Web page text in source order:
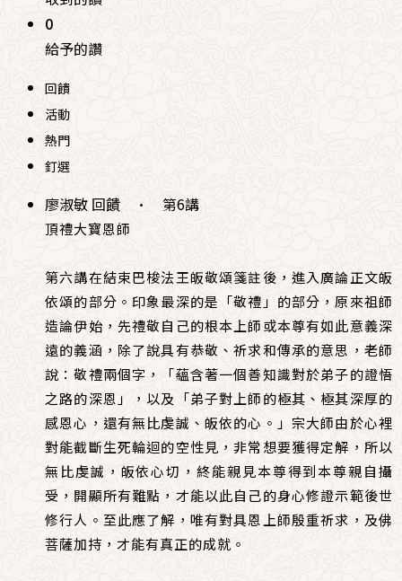
0
給予的讚
回饋
活動
熱門
釘選
廖淑敏 回饋 · 第6講
頂禮大寶恩師
第六講在結束巴梭法王皈敬頌箋註後，進入廣論正文皈
依頌的部分。印象最深的是「敬禮」的部分，原來祖師
造論伊始，先禮敬自己的根本上師或本尊有如此意義深
遠的義涵，除了說具有恭敬、祈求和傳承的意思，老師
說：敬禮兩個字，「蘊含著一個善知識對於弟子的證悟
之路的深恩」，以及「弟子對上師的極其、極其深厚的
感恩心，還有無比虔誠、皈依的心。」宗大師由於心裡
對能截斷生死輪迴的空性見，非常想要獲得定解，所以
無比虔誠，皈依心切，終能親見本尊得到本尊親自攝
受，開顯所有難點，才能以此自己的身心修證示範後世
修行人。至此應了解，唯有對具恩上師殷重祈求，及佛
菩薩加持，才能有真正的成就。